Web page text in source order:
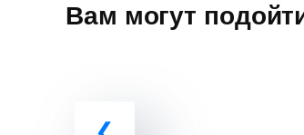
Вам могут